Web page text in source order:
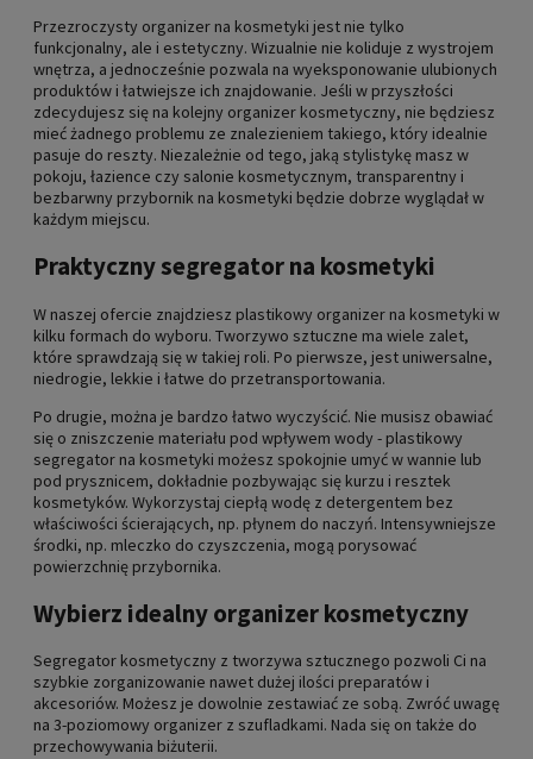
Przezroczysty organizer na kosmetyki jest nie tylko
funkcjonalny, ale i estetyczny. Wizualnie nie koliduje z wystrojem
wnętrza, a jednocześnie pozwala na wyeksponowanie ulubionych
produktów i łatwiejsze ich znajdowanie. Jeśli w przyszłości
zdecydujesz się na kolejny organizer kosmetyczny, nie będziesz
mieć żadnego problemu ze znalezieniem takiego, który idealnie
pasuje do reszty. Niezależnie od tego, jaką stylistykę masz w
pokoju, łazience czy salonie kosmetycznym, transparentny i
bezbarwny przybornik na kosmetyki będzie dobrze wyglądał w
każdym miejscu.
Praktyczny segregator na kosmetyki
W naszej ofercie znajdziesz plastikowy organizer na kosmetyki w
kilku formach do wyboru. Tworzywo sztuczne ma wiele zalet,
które sprawdzają się w takiej roli. Po pierwsze, jest uniwersalne,
niedrogie, lekkie i łatwe do przetransportowania.
Po drugie, można je bardzo łatwo wyczyścić. Nie musisz obawiać
się o zniszczenie materiału pod wpływem wody - plastikowy
segregator na kosmetyki możesz spokojnie umyć w wannie lub
pod prysznicem, dokładnie pozbywając się kurzu i resztek
kosmetyków. Wykorzystaj ciepłą wodę z detergentem bez
właściwości ścierających, np. płynem do naczyń. Intensywniejsze
środki, np. mleczko do czyszczenia, mogą porysować
powierzchnię przybornika.
Wybierz idealny organizer kosmetyczny
Segregator kosmetyczny z tworzywa sztucznego pozwoli Ci na
szybkie zorganizowanie nawet dużej ilości preparatów i
akcesoriów. Możesz je dowolnie zestawiać ze sobą. Zwróć uwagę
na 3-poziomowy organizer z szufladkami. Nada się on także do
przechowywania biżuterii.